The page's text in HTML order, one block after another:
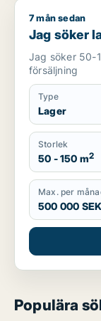
Jag söker
7 mån sedan
Jag söker
Jag söker 50-
försäljning
Type
Lager
Storlek
50 - 150 m2
Max. per
500 000 SEK
Populära